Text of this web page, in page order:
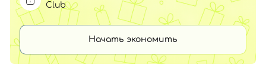
Club
Начать экономить